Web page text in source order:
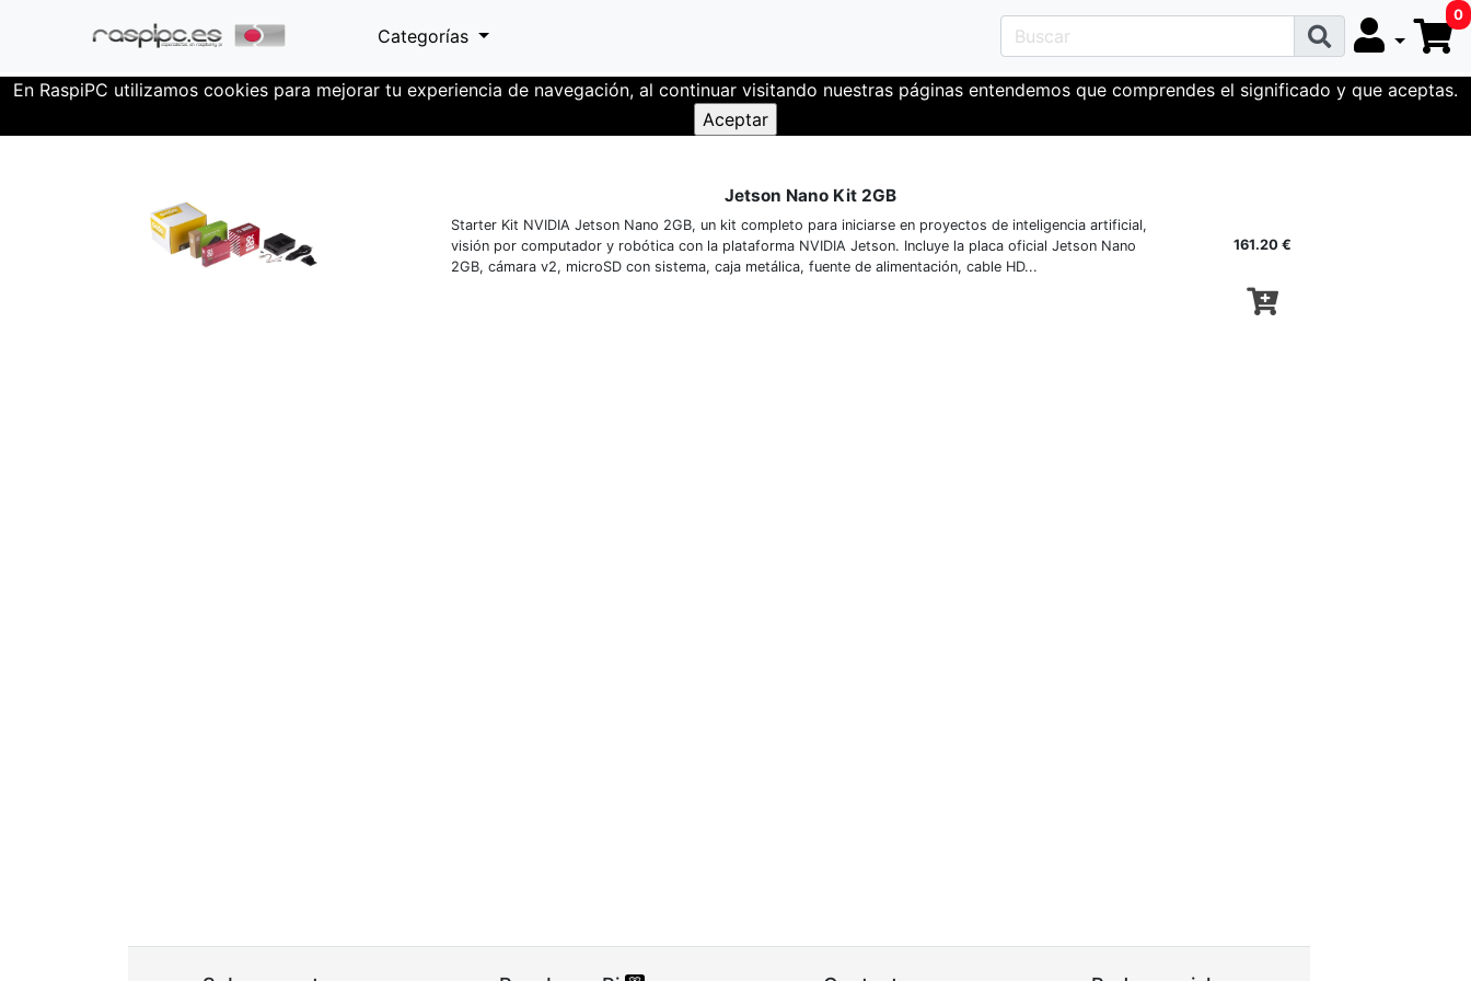
En RaspiPC utilizamos cookies para mejorar tu experiencia de navegación, al continuar visitando nuestras páginas entendemos que comprendes el significado y que aceptas.
Categorías
0
Mini-PCs Nvidia - Jetson
Jetson Nano Kit 2GB
Starter Kit NVIDIA Jetson Nano 2GB, un kit completo para iniciarse en proyectos de inteligencia artificial,
visión por computador y robótica con la plataforma NVIDIA Jetson. Incluye la placa oficial Jetson Nano
2GB, cámara v2, microSD con sistema, caja metálica, fuente de alimentación, cable HD...
161.20 €